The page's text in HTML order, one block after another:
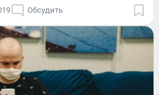
Обсудить